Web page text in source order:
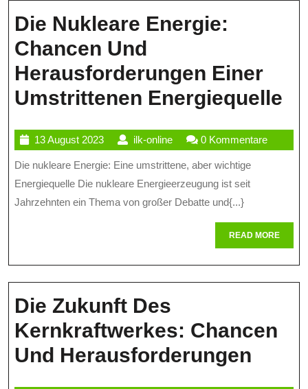
Die Nukleare Energie:
Chancen Und
Herausforderungen Einer
Umstrittenen Energiequelle
13 August 202313
August
2023
ilk-onlineilk-
online
0 Kommentare
Die nukleare Energie: Eine umstrittene, aber wichtige
Energiequelle Die nukleare Energieerzeugung ist seit
Jahrzehnten ein Thema von großer Debatte und{...}
READ MOREREAD
MORE
Die Zukunft Des
Kernkraftwerkes: Chancen
Und Herausforderungen